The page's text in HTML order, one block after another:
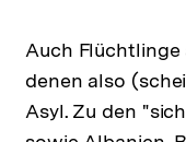
Auch Flüchtlinge
denen also
Asyl. Zu den